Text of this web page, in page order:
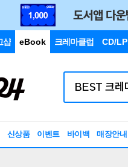
샵 eBook 크레마클럽 CD/LP
신상품 이벤트 바이백 매장안내